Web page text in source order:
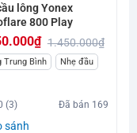
lông Yonex
800 Play
1.450.000₫
₫
Trung Bình
Nhẹ đầu
(3) Đã bán 169
sánh